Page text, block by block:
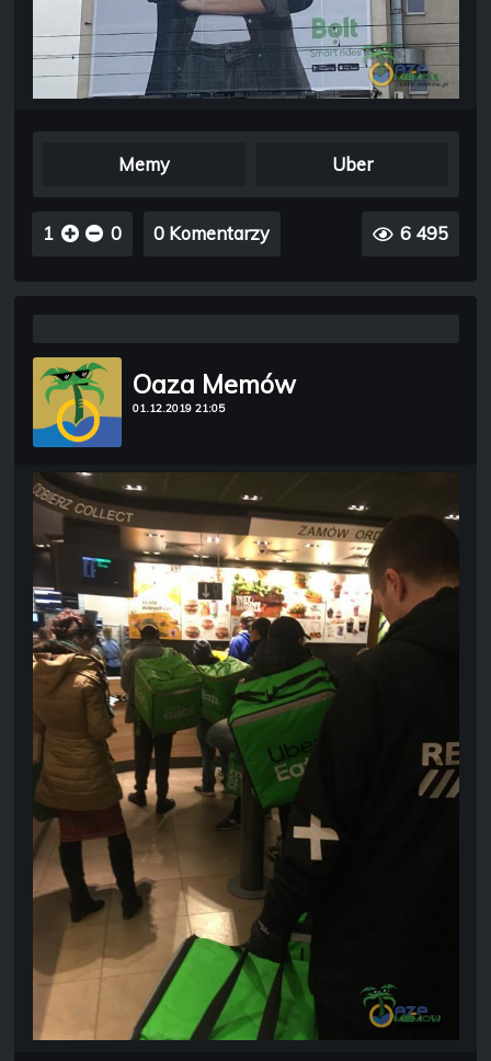
Memy Uber
1 0 0 Komentarzy 6 495
Oaza Memów
01.12.2019 21:05